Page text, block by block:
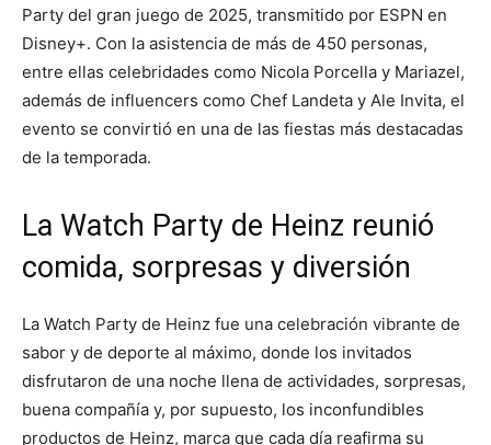
Party del gran juego de 2025, transmitido por ESPN en
Disney+. Con la asistencia de más de 450 personas,
entre ellas celebridades como Nicola Porcella y Mariazel,
además de influencers como Chef Landeta y Ale Invita, el
evento se convirtió en una de las fiestas más destacadas
de la temporada.
La Watch Party de Heinz reunió
comida, sorpresas y diversión
La Watch Party de Heinz fue una celebración vibrante de
sabor y de deporte al máximo, donde los invitados
disfrutaron de una noche llena de actividades, sorpresas,
buena compañía y, por supuesto, los inconfundibles
productos de Heinz, marca que cada día reafirma su